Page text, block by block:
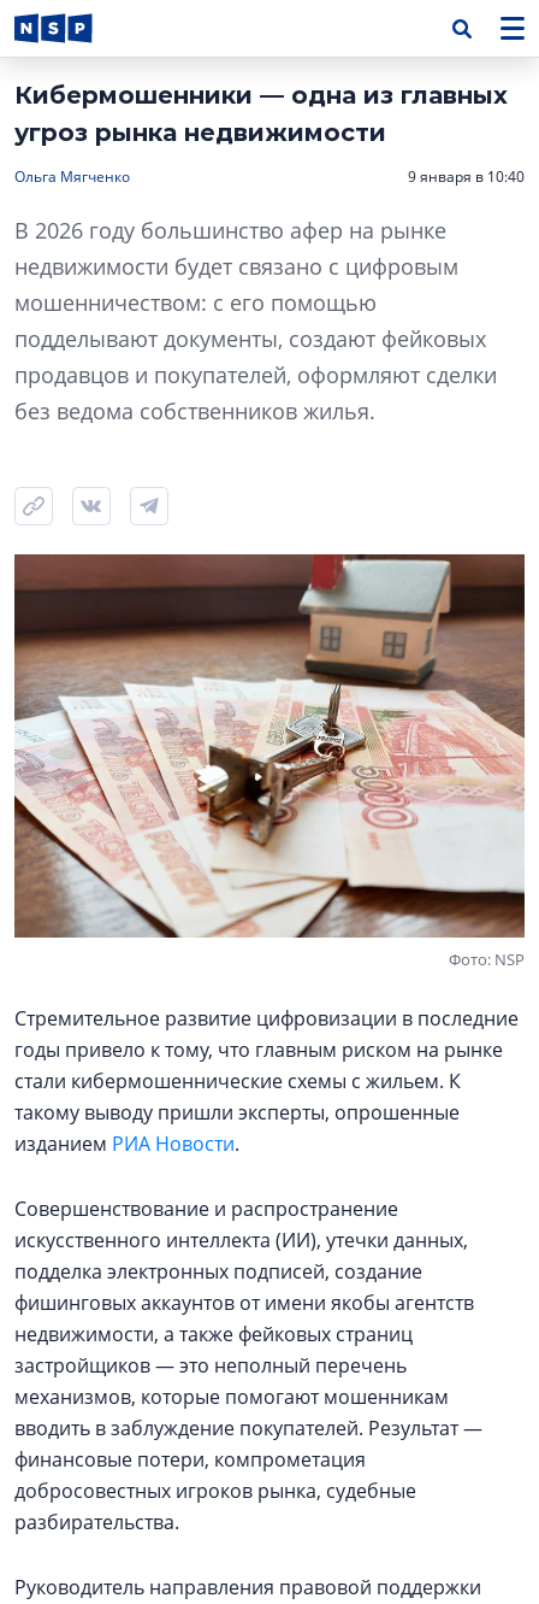
Кибермошенники — одна из главных
угроз рынка недвижимости
Ольга Мягченко 9 января в 10:40
В 2026 году большинство афер на рынке
недвижимости будет связано с цифровым
мошенничеством: с его помощью
подделывают документы, создают фейковых
продавцов и покупателей, оформляют сделки
без ведома собственников жилья.
Фото: NSP
Стремительное развитие цифровизации в последние
годы привело к тому, что главным риском на рынке
стали кибермошеннические схемы с жильем. К
такому выводу пришли эксперты, опрошенные
изданием РИА Новости.
Совершенствование и распространение
искусственного интеллекта (ИИ), утечки данных,
подделка электронных подписей, создание
фишинговых аккаунтов от имени якобы агентств
недвижимости, а также фейковых страниц
застройщиков — это неполный перечень
механизмов, которые помогают мошенникам
вводить в заблуждение покупателей. Результат —
финансовые потери, компрометация
добросовестных игроков рынка, судебные
разбирательства.
Руководитель направления правовой поддержки